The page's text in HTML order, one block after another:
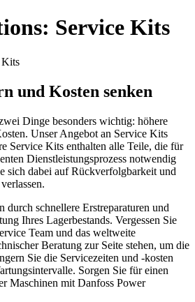
Service Kits
Kits
und Kosten senken
Dinge besonders wichtig: höhere
Unser Angebot an Service Kits
Service Kits enthalten alle Teile, die für
Dienstleistungsprozess notwendig
sich dabei auf Rückverfolgbarkeit und
durch schnellere Erstreparaturen und
Ihres Lagerbestands. Vergessen Sie
Team und das weltweite
Beratung zur Seite stehen, um die
Sie die Servicezeiten und -kosten
Sorgen Sie für einen
Maschinen mit Danfoss Power